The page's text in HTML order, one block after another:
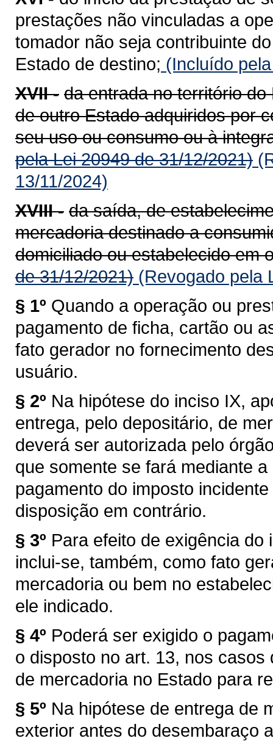
prestações não vinculadas a
tomador não seja contribuinte
Estado de destino; (Incluído
XVII - da entrada no território
de outro Estado adquiridos por
seu uso ou consumo ou à
pela Lei 20949 de 31/12/2021)
13/11/2024)
XVIII - da saída, de
mercadoria destinado a
domiciliado ou estabelecido em
de 31/12/2021) (Revogado pela
§ 1º Quando a operação ou
pagamento de ficha, cartão ou
fato gerador no fornecimento
usuário.
§ 2º Na hipótese do inciso IX,
entrega, pelo depositário, de
deverá ser autorizada pelo
que somente se fará mediante
pagamento do imposto
disposição em contrário.
§ 3º Para efeito de exigência
inclui-se, também, como fato
mercadoria ou bem no
ele indicado.
§ 4º Poderá ser exigido o
o disposto no art. 13, nos
de mercadoria no Estado para
§ 5º Na hipótese de entrega de
exterior antes do desembaraço